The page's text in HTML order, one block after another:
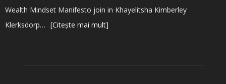
Wealth Mindset Manifesto join in Khayelitsha Kimberley
Klerksdorp… [Citește mai mult]